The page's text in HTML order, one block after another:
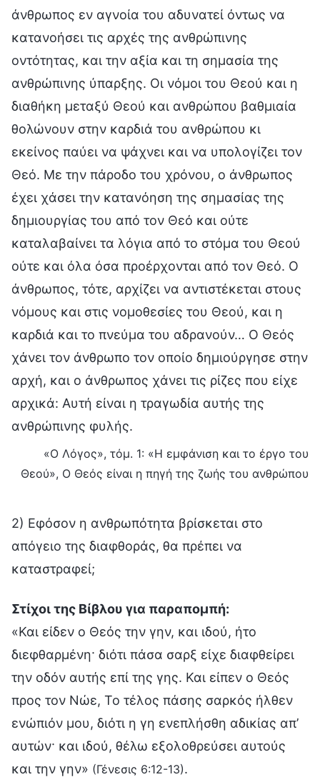
άνθρωπος εν αγνοία του αδυνατεί όντως να
κατανοήσει τις αρχές της ανθρώπινης
οντότητας, και την αξία και τη σημασία της
ανθρώπινης ύπαρξης. Οι νόμοι του Θεού και η
διαθήκη μεταξύ Θεού και ανθρώπου βαθμιαία
θολώνουν στην καρδιά του ανθρώπου κι
εκείνος παύει να ψάχνει και να υπολογίζει τον
Θεό. Με την πάροδο του χρόνου, ο άνθρωπος
έχει χάσει την κατανόηση της σημασίας της
δημιουργίας του από τον Θεό και ούτε
καταλαβαίνει τα λόγια από το στόμα του Θεού
ούτε και όλα όσα προέρχονται από τον Θεό. Ο
άνθρωπος, τότε, αρχίζει να αντιστέκεται στους
νόμους και στις νομοθεσίες του Θεού, και η
καρδιά και το πνεύμα του αδρανούν… Ο Θεός
χάνει τον άνθρωπο τον οποίο δημιούργησε στην
αρχή, και ο άνθρωπος χάνει τις ρίζες που είχε
αρχικά: Αυτή είναι η τραγωδία αυτής της
ανθρώπινης φυλής.
«Ο Λόγος», τόμ. 1: «Η εμφάνιση και το έργο του
Θεού», Ο Θεός είναι η πηγή της ζωής του ανθρώπου
2) Εφόσον η ανθρωπότητα βρίσκεται στο
απόγειο της διαφθοράς, θα πρέπει να
καταστραφεί;
Στίχοι της Βίβλου για παραπομπή:
«Και είδεν ο Θεός την γην, και ιδού, ήτο
διεφθαρμένη· διότι πάσα σαρξ είχε διαφθείρει
την οδόν αυτής επί της γης. Και είπεν ο Θεός
προς τον Νώε, Το τέλος πάσης σαρκός ήλθεν
ενώπιόν μου, διότι η γη ενεπλήσθη αδικίας απ’
αυτών· και ιδού, θέλω εξολοθρεύσει αυτούς
και την γην» (Γένεσις 6:12-13).